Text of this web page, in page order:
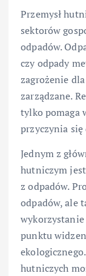
Przemysł
sektorów
odpadów.
czy odpady
zagrożenie
zarządzane.
tylko pomaga
przyczynia
Jednym z
hutniczym
z odpadów.
odpadów, ale
punktu
hutniczych